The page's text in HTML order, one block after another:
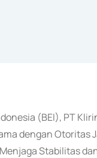
(BEI), PT
dengan Otoritas
Stabilitas